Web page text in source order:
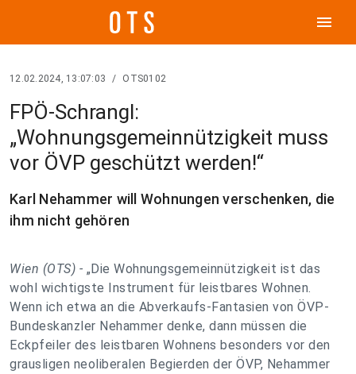
menu
12.02.2024, 13:07:03 / OTS0102
FPÖ-Schrangl:
„Wohnungsgemeinnützigkeit muss
vor ÖVP geschützt werden!“
Karl Nehammer will Wohnungen verschenken, die
ihm nicht gehören
Wien (OTS) - „Die Wohnungsgemeinnützigkeit ist das
wohl wichtigste Instrument für leistbares Wohnen.
Wenn ich etwa an die Abverkaufs-Fantasien von ÖVP-
Bundeskanzler Nehammer denke, dann müssen die
Eckpfeiler des leistbaren Wohnens besonders vor den
grausligen neoliberalen Begierden der ÖVP, Nehammer